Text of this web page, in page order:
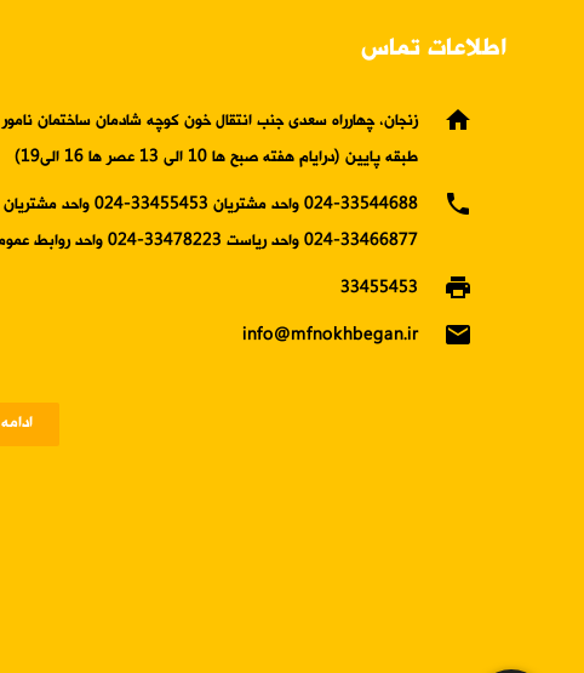
اطلاعات تماس
home
زنجان، چهارراه سعدی جنب انتقال خون کوچه شادمان ساختمان نامور
طبقه پایین (درایام هفته صبح ها 10 الی 13 عصر ها 16 الی19)
phone
024-33544688 واحد مشتریان 33455453-024 واحد مشتریان
33466877-024 واحد ریاست 33478223-024 واحد روابط عمومی
print
33455453
email
info@mfnokhbegan.ir
ادامه